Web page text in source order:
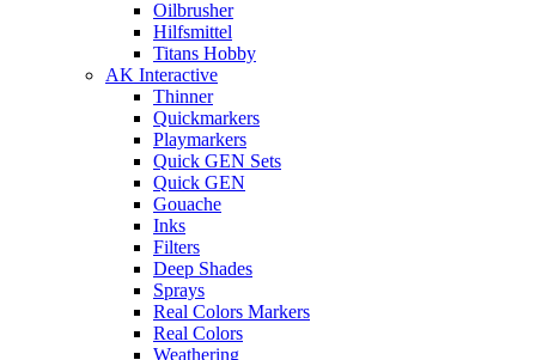
Oilbrusher
Hilfsmittel
Titans Hobby
AK Interactive
Thinner
Quickmarkers
Playmarkers
Quick GEN Sets
Quick GEN
Gouache
Inks
Filters
Deep Shades
Sprays
Real Colors Markers
Real Colors
Weathering